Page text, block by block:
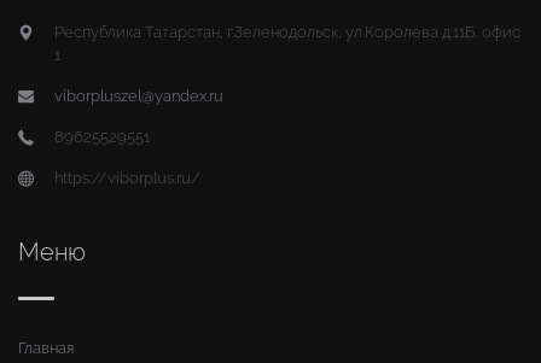
Республика Татарстан, г.Зеленодольск, ул.Королева д.11Б, офис
1
viborpluszel@yandex.ru
89625529551
https://viborplus.ru/
Меню
Главная